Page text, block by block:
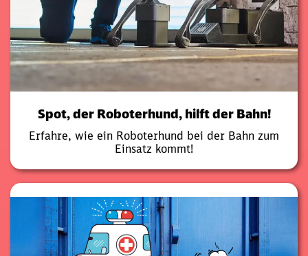
Spot, der Roboterhund, hilft der Bahn!
Erfahre, wie ein Roboterhund bei der Bahn zum
Einsatz kommt!